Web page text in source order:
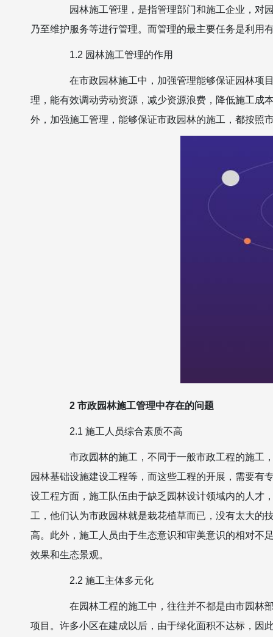
园林施工管理，是指管理部门和施工企业，对园
乃至维护服务等进行管理。而管理的最主要任务是利用
1.2 园林施工管理的作用
在市政园林施工中，加强管理能够保证园林项目
理，能有效调动劳动资源，减少资源浪费，降低施工成
外，加强施工管理，能够保证市政园林的施工，都按照
2 市政园林施工管理中存在的问题
2.1 施工人员综合素质不高
市政园林的施工，不同于一般市政工程的施工，
园林基础设施建设工程等，而这些工程的开展，需要有
设工程方面，施工队伍由于缺乏园林设计领域内的人才
工，他们认为市政园林就是栽花植草而已，没有太大的
高。此外，施工人员由于生态意识和审美意识的相对不
效果和生态景观。
2.2 施工主体多元化
在园林工程的施工中，往往并不都是由市园林部
项目。许多小区在建成以后，由于绿化面积不达标，因